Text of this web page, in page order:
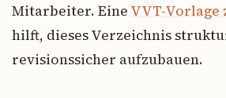
Mitarbeiter. Eine VVT-Vorlage
hilft, dieses Verzeichnis
revisionssicher aufzubauen.